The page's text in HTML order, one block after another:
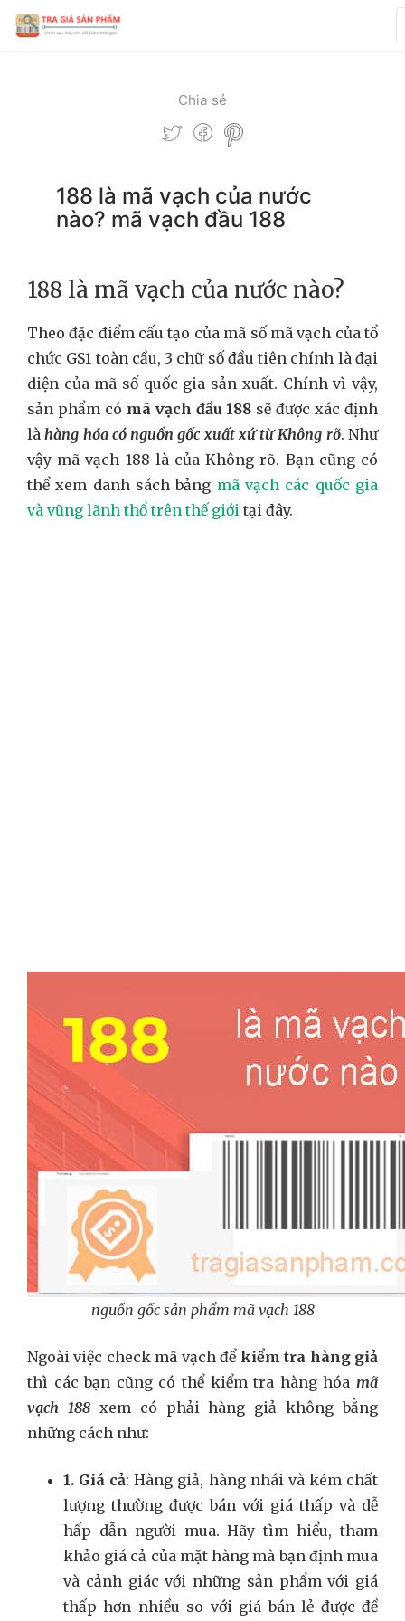
Chia sẻ
188 là mã vạch của nước
nào? mã vạch đầu 188
188 là mã vạch của nước nào?
Theo đặc điểm cấu tạo của mã số mã vạch của tổ
chức GS1 toàn cầu, 3 chữ số đầu tiên chính là đại
diện của mã số quốc gia sản xuất. Chính vì vậy,
sản phẩm có mã vạch đầu 188 sẽ được xác định
làhàng hóa có nguồn gốc xuất xứ từ Không rõ. Như
vậy mã vạch 188 là của Không rõ. Bạn cũng có
thể xem danh sách bảng mã vạch các quốc gia
và vũng lãnh thổ trên thế giới tại đây.
nguồn gốc sản phẩm mã vạch 188
Ngoài việc check mã vạch để kiểm tra hàng giả
thì các bạn cũng có thể kiểm tra hàng hóa mã
vạch 188xem có phải hàng giả không bằng
những cách như:
1. Giá cả: Hàng giả, hàng nhái và kém chất
lượng thường được bán với giá thấp và dễ
hấp dẫn người mua. Hãy tìm hiểu, tham
khảo giá cả của mặt hàng mà bạn định mua
và cảnh giác với những sản phẩm với giá
thấp hơn nhiều so với giá bán lẻ được đề